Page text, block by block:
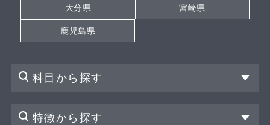
大分県 宮崎県
鹿児島県
科目から探す
特徴から探す